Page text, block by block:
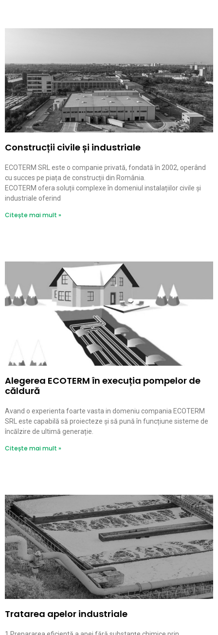
Construcții civile și industriale
ECOTERM SRL este o companie privată, fondată în 2002, operând
cu succes pe piața de construcții din România.
ECOTERM ofera soluții complexe în domeniul instalațiilor civile și
industriale oferind
Citește mai mult »
Alegerea ECOTERM în execuția pompelor de
căldură
Avand o experienta foarte vasta in domeniu compania ECOTERM
SRL este capabilă să proiecteze și să pună în funcțiune sisteme de
încălzire de ultimă generație.
Citește mai mult »
Tratarea apelor industriale